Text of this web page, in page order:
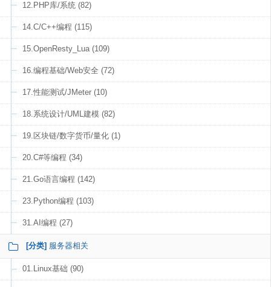
12.PHP库/系统 (82)
14.C/C++编程 (115)
15.OpenResty_Lua (109)
16.编程基础/Web安全 (72)
17.性能测试/JMeter (10)
18.系统设计/UML建模 (82)
19.区块链/数字货币/量化 (1)
20.C#等编程 (34)
21.Go语言编程 (142)
23.Python编程 (103)
31.AI编程 (27)
[分类] 服务器相关
01.Linux基础 (90)